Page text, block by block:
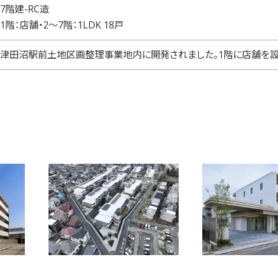
7階建-RC造
1階：店舗・2〜7階：1LDK 18戸
津田沼駅前土地区画整理事業地内に開発されました。1階に店舗を設